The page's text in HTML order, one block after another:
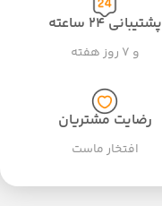
پشتیبانی ۲۴ ساعته
و ۷ روز هفته
رضایت مشتریان
افتخار ماست